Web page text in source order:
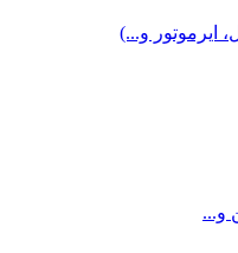
ایرموتور و...)
و...